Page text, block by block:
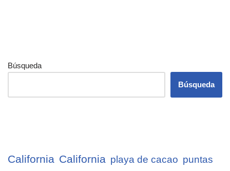
Búsqueda
Búsqueda
California California playa de cacao puntas